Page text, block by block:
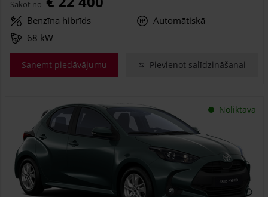
Sākot no
Benzīna hibrīds
Automātiskā
68 kW
Saņemt piedāvājumu Pievienot salīdzināšanai
Noliktavā